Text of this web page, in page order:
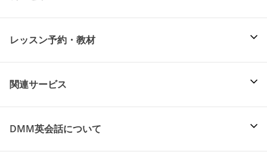
レッスン予約・教材
関連サービス
DMM英会話について